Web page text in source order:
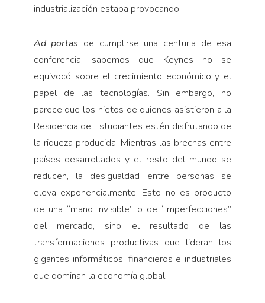
industrialización estaba provocando.
Ad portas de cumplirse una centuria de esa
conferencia, sabemos que Keynes no se
equivocó sobre el crecimiento económico y el
papel de las tecnologías. Sin embargo, no
parece que los nietos de quienes asistieron a la
Residencia de Estudiantes estén disfrutando de
la riqueza producida. Mientras las brechas entre
países desarrollados y el resto del mundo se
reducen, la desigualdad entre personas se
eleva exponencialmente. Esto no es producto
de una “mano invisible” o de “imperfecciones”
del mercado, sino el resultado de las
transformaciones productivas que lideran los
gigantes informáticos, financieros e industriales
que dominan la economía global.